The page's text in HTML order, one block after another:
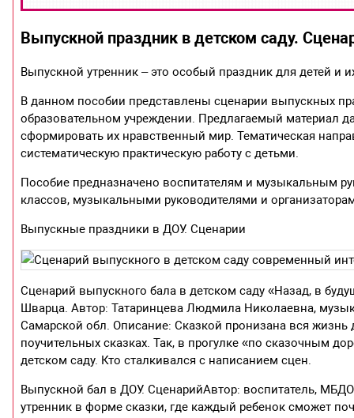
Выпускной праздник в детском саду.
Выпускной утренник – это особый праздник для детей и
В данном пособии представлены сценарии выпускных
образовательном учреждении. Предлагаемый материал
сформировать их нравственный мир. Тематическая
систематическую практическую работу с детьми.
Пособие предназначено воспитателям и музыкальным
классов, музыкальными руководителями и
Выпускные праздники в ДОУ. Сценарии
Сценарий выпускного бала в детском саду «Назад, в
Шварца. Автор: Татаринцева Людмила Николаевна,
Самарской обл. Описание: Сказкой пронизана вся
поучительных сказках. Так, в прогулке «по сказочным
детском саду. Кто сталкивался с написанием сцен.
Выпускной бал в ДОУ. СценарийАвтор: воспитатель,
утренник в форме сказки, где каждый ребенок сможет